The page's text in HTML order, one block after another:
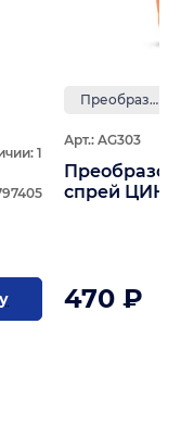
1
Преобразователи ржавчины
Арт.: AG303
спрей
470 ₽